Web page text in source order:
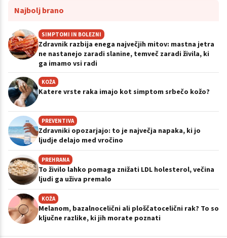
Najbolj brano
SIMPTOMI IN BOLEZNI
Zdravnik razbija enega največjih mitov: mastna jetra
ne nastanejo zaradi slanine, temveč zaradi živila, ki
ga imamo vsi radi
KOŽA
Katere vrste raka imajo kot simptom srbečo kožo?
PREVENTIVA
Zdravniki opozarjajo: to je največja napaka, ki jo
ljudje delajo med vročino
PREHRANA
To živilo lahko pomaga znižati LDL holesterol, večina
ljudi ga uživa premalo
KOŽA
Melanom, bazalnocelični ali ploščatocelični rak? To so
ključne razlike, ki jih morate poznati